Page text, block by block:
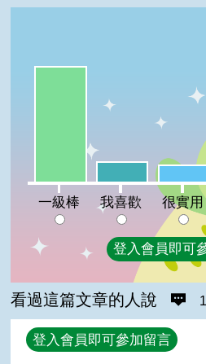
我喜歡:13%很實用
一級棒
我喜歡 很實用
登入會員即可
看過這篇文章的人說
回覆
登入會員即可參加留言